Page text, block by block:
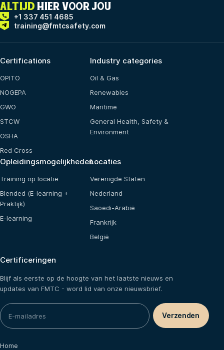
ALTIJD HIER VOOR JOU
+1 337 451 4685
training@fmtcsafety.com
Certifications
OPITO
NOGEPA
GWO
STCW
OSHA
Red Cross
Industry categories
Oil & Gas
Renewables
Maritime
General Health, Safety &
Environment
Opleidingsmogelijkheden
Training op locatie
Blended (E-learning +
Praktijk)
E-learning
Locaties
Verenigde Staten
Nederland
Saoedi-Arabië
Frankrijk
België
Certificeringen
Blijf als eerste op de hoogte van het laatste nieuws en
updates van FMTC - word lid van onze nieuwsbrief.
Home